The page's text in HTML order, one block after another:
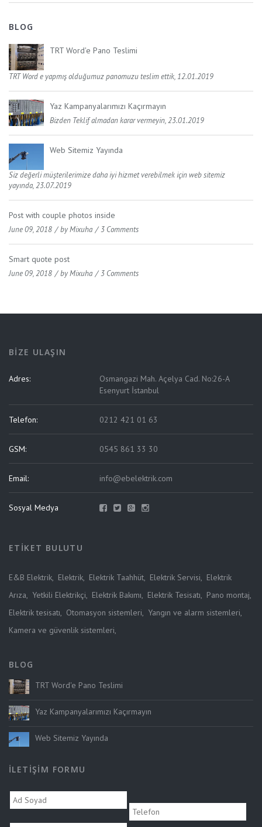
BLOG
TRT Word'e Pano Teslimi
TRT Word e yapmış olduğumuz panomuzu teslim ettik, 12.01.2019
Yaz Kampanyalarımızı Kaçırmayın
Bizden Teklif almadan karar vermeyin, 23.01.2019
Web Sitemiz Yayında
Siz değerli müşterilerimize daha iyi hizmet verebilmek için web sitemiz
yayında, 23.07.2019
Post with couple photos inside
June 09, 2018 byMixuha 3 Comments
Smart quote post
June 09, 2018 byMixuha 3 Comments
BIZE ULAŞIN
Adres:
Osmangazi Mah. Açelya Cad. No:26-A
Esenyurt İstanbul
Telefon: 0212 421 01 63
GSM: 0545 861 33 30
Email: info@ebelektrik.com
Sosyal Medya
ETIKET BULUTU
E&B Elektrik, Elektrik, Elektrik Taahhüt, Elektrik Servisi, Elektrik
Arıza, Yetkili Elektrikçi, Elektrik Bakımı, Elektrik Tesisatı, Pano montaj,
Elektrik tesisatı, Otomasyon sistemleri, Yangın ve alarm sistemleri,
Kamera ve güvenlik sistemleri,
BLOG
TRT Word'e Pano Teslimi
Yaz Kampanyalarımızı Kaçırmayın
Web Sitemiz Yayında
İLETIŞIM FORMU